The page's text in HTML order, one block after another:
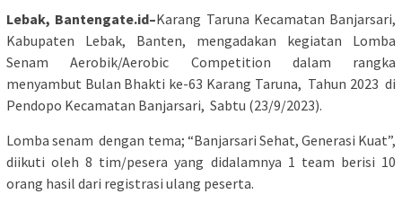
Lebak, Bantengate.id–Karang Taruna Kecamatan Banjarsari,
Kabupaten Lebak, Banten, mengadakan kegiatan Lomba
Senam Aerobik/Aerobic Competition dalam rangka
menyambut Bulan Bhakti ke-63 Karang Taruna, Tahun 2023 di
Pendopo Kecamatan Banjarsari, Sabtu (23/9/2023).
Lomba senam dengan tema; “Banjarsari Sehat, Generasi Kuat”,
diikuti oleh 8 tim/pesera yang didalamnya 1 team berisi 10
orang hasil dari registrasi ulang peserta.